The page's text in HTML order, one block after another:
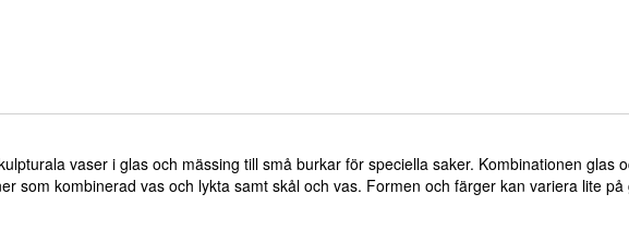
vaser i glas och mässing till små burkar för speciella saker. Kombinationen glas
som kombinerad vas och lykta samt skål och vas. Formen och färger kan variera lite